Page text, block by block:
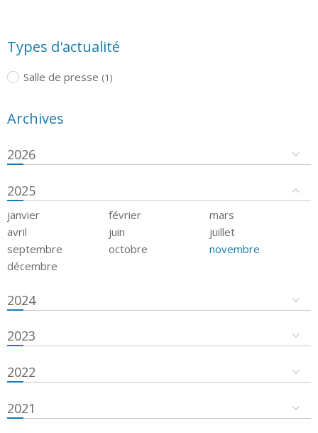
Types d'actualité
Salle de presse (1)
Archives
2026
2025
janvier février
mars
avril
juin
juillet
septembre
octobre
novembre
décembre
2024
2023
2022
2021